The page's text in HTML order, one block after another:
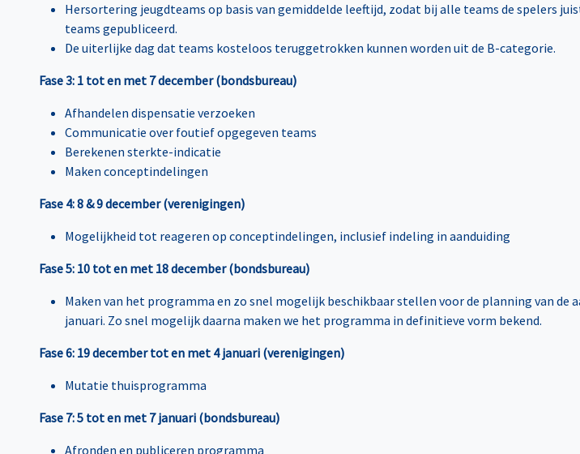
Hersortering jeugdteams op basis van gemiddelde leeftijd, zodat bij alle teams de spelers
teams gepubliceerd.
De uiterlijke dag dat teams kosteloos teruggetrokken kunnen worden uit de B-categorie.
Fase 3: 1 tot en met 7 december (bondsbureau)
Afhandelen dispensatie verzoeken
Communicatie over foutief opgegeven teams
Berekenen sterkte-indicatie
Maken conceptindelingen
Fase 4: 8 & 9 december (verenigingen)
Mogelijkheid tot reageren op conceptindelingen, inclusief indeling in aanduiding
Fase 5: 10 tot en met 18 december (bondsbureau)
Maken van het programma en zo snel mogelijk beschikbaar stellen voor de planning van
januari. Zo snel mogelijk daarna maken we het programma in definitieve vorm bekend.
Fase 6: 19 december tot en met 4 januari (verenigingen)
Mutatie thuisprogramma
Fase 7: 5 tot en met 7 januari (bondsbureau)
Afronden en publiceren programma